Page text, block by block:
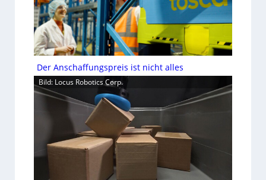
Der Anschaffungspreis ist nicht alles
Bild: Locus Robotics Corp.